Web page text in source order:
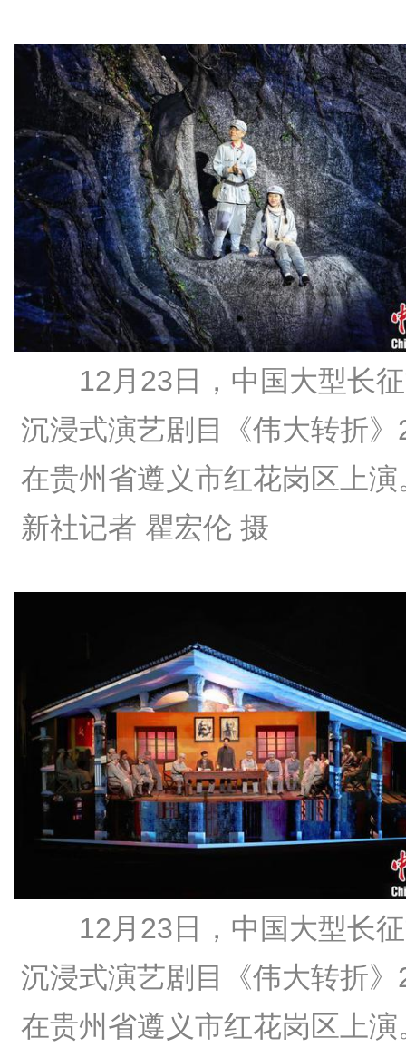
12月23日，中国大型长
沉浸式演艺剧目《伟大转折》
在贵州省遵义市红花岗区上演
新社记者 瞿宏伦 摄
12月23日，中国大型长
沉浸式演艺剧目《伟大转折》
在贵州省遵义市红花岗区上演